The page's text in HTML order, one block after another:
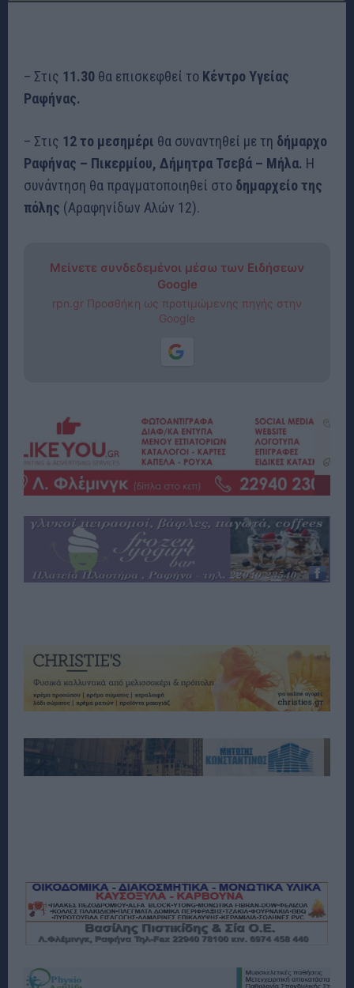
– Στις 11.30 θα επισκεφθεί το Κέντρο Υγείας
Ραφήνας.
– Στις 12 το μεσημέρι θα συναντηθεί με τη δήμαρχο
Ραφήνας – Πικερμίου, Δήμητρα Τσεβά – Μήλα. Η
συνάντηση θα πραγματοποιηθεί στο δημαρχείο της
πόλης (Αραφηνίδων Αλών 12).
Μείνετε συνδεδεμένοι μέσω των Ειδήσεων
Google
rpn.gr Προσθήκη ως προτιμώμενης πηγής στην
Google